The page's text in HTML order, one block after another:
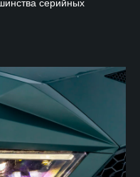
серийных